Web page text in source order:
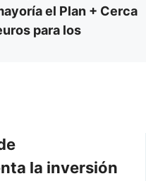
el Plan + Cerca
para los
la inversión